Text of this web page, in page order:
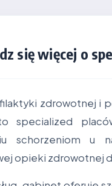
się więcej o
zdrowotnej i
specialized
schorzeniom u
opieki zdrowotnej